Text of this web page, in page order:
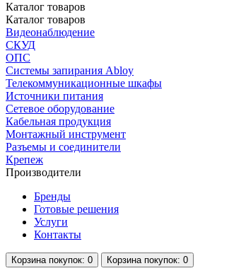
Каталог товаров
Каталог товаров
Видеонаблюдение
СКУД
ОПС
Системы запирания Abloy
Телекоммуникационные шкафы
Источники питания
Сетевое оборудование
Кабельная продукция
Монтажный инструмент
Разъемы и соединители
Крепеж
Производители
Бренды
Готовые решения
Услуги
Контакты
Корзинапокупок: 0 Корзинапокупок: 0